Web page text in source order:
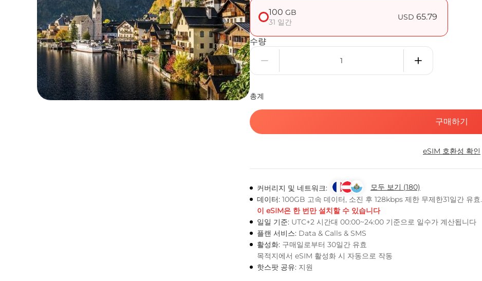
로밍 비용 절감
24/7 고객 서비스
쉬운 설치 방법
국내 전화번호 그대로 유지
로컬 및 지역 요금제
100 GB
31 일간
USD 65.79
수량
총계
구매하기
eSIM 호환성 확인
커버리지 및 네트워크:
모두 보기 (180)
데이터: 100GB 고속 데이터, 소진 후 128kbps 제한 무제한31일간 유효.
이 eSIM은 한 번만 설치할 수 있습니다
일일 기준: UTC+2 시간대 00:00~24:00 기준으로 일수가 계산됩니다
플랜 서비스: Data & Calls & SMS
활성화: 구매일로부터 30일간 유효
목적지에서 eSIM 활성화 시 자동으로 작동
핫스팟 공유: 지원